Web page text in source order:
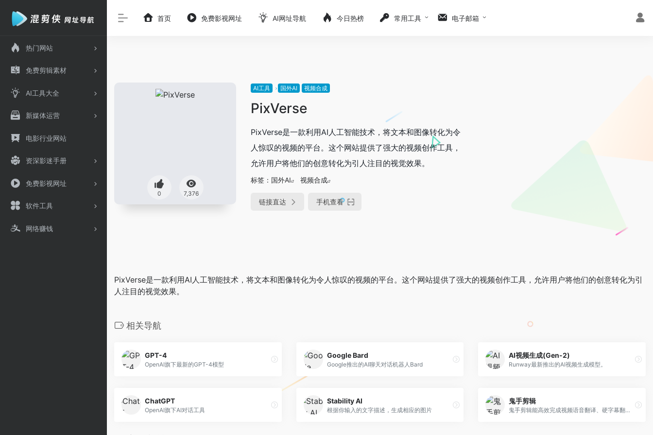
热门网站
免费剪辑素材
AI工具大全
新媒体运营
电影行业网站
资深影迷手册
免费影视网址
软件工具
网络赚钱
首页 免费影视网址 AI网址导航 今日热榜 常用工具 电子邮箱
0 7,376
AI工具 国外AI 视频合成
PixVerse
PixVerse是一款利用AI人工智能技术，将文本和图像转化为令
人惊叹的视频的平台。这个网站提供了强大的视频创作工具，
允许用户将他们的创意转化为引人注目的视觉效果。
标签： 国外AI 视频合成
链接直达 手机查看
PixVerse是一款利用AI人工智能技术，将文本和图像转化为令人惊叹的视频的平台。这个网站提供了强大的视频创作工具，允许用户将他们的创意转化为引
人注目的视觉效果。
相关导航
GPT-4
OpenAI旗下最新的GPT-4模型
Google Bard
Google推出的AI聊天对话机器人Bard
AI视频生成(Gen-2)
Runway最新推出的AI视频生成模型。
ChatGPT
OpenAI旗下AI对话工具
Stability AI
根据你输入的文字描述，生成相应的图片
鬼手剪辑
鬼手剪辑能高效完成视频语音翻译、硬字幕翻译和视频去字幕等，助力创作者、商家和MCN的本土化视频营销。